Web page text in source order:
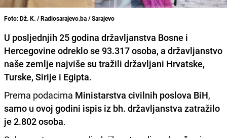
Foto: Dž. K. / Radiosarajevo.ba / Sarajevo
U posljednjih 25 godina državljanstva Bosne i
Hercegovine odreklo se 93.317 osoba, a državljanstvo
naše zemlje najviše su tražili državljani Hrvatske,
Turske, Sirije i Egipta.
Prema podacima Ministarstva civilnih poslova BiH,
samo u ovoj godini ispis iz bh. državljanstva zatražilo
je 2.802 osoba.